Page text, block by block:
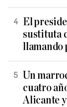
El
sustituta
llamando
Un
cuatro
Alicante